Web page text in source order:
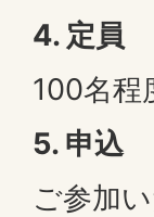
4. 定員
100名程
5. 申込
ご参加